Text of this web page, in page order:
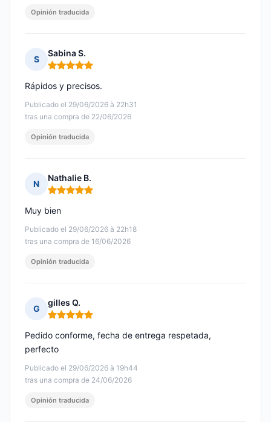
Opinión traducida
S
Sabina S.
Nota: 5 de 5
Publicado el 29/06/2026 à 22h31
tras una compra de 22/06/2026
Rápidos y precisos.
Opinión traducida
N
Nathalie B.
Nota: 5 de 5
Publicado el 29/06/2026 à 22h18
tras una compra de 16/06/2026
Muy bien
Opinión traducida
G
gilles Q.
Nota: 5 de 5
Publicado el 29/06/2026 à 19h44
tras una compra de 24/06/2026
Pedido conforme, fecha de entrega respetada,
perfecto
Opinión traducida